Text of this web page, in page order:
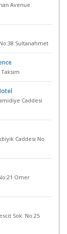
Avenue.
Sultanahmet
Caddesi
Caddesi No
Omer
Sok. No:25